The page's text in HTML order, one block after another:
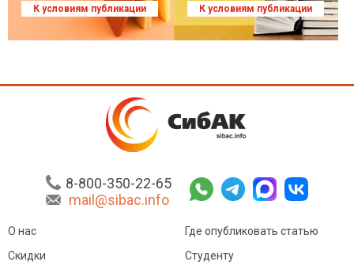
К условиям публикации К условиям публикации
8-800-350-22-65
mail@sibac.info
О нас
Скидки
Где опубликовать статью
Студенту